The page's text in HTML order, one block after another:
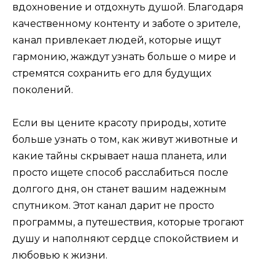
вдохновение и отдохнуть душой. Благодаря
качественному контенту и заботе о зрителе,
канал привлекает людей, которые ищут
гармонию, жаждут узнать больше о мире и
стремятся сохранить его для будущих
поколений.
Если вы цените красоту природы, хотите
больше узнать о том, как живут животные и
какие тайны скрывает наша планета, или
просто ищете способ расслабиться после
долгого дня, он станет вашим надежным
спутником. Этот канал дарит не просто
программы, а путешествия, которые трогают
душу и наполняют сердце спокойствием и
любовью к жизни.